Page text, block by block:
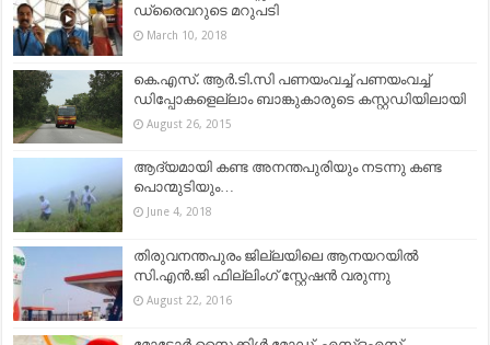
ഡ്രൈവറുടെ മറുപടി
March 10, 2018
കെ.എസ്. ആർ.ടി.സി പണയംവച്ച് പണയംവച്ച്
ഡിപ്പോകളെല്ലാം ബാങ്കുകാരുടെ കസ്റ്റഡിയിലായി
August 26, 2015
ആദ്യമായി കണ്ട അനന്തപുരിയും നടന്നു കണ്ട
പൊന്മുടിയും…
June 4, 2018
തിരുവനന്തപുരം ജില്ലയിലെ ആനയറയിൽ
സി.എൻ.ജി ഫില്ലിംഗ് സ്റ്റേഷൻ വരുന്നു
August 22, 2016